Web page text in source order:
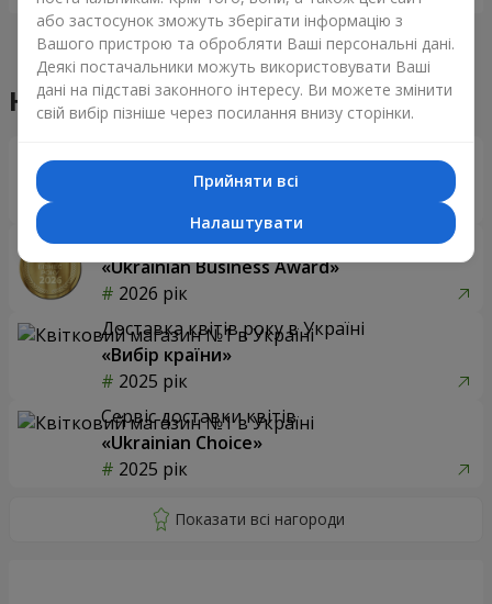
Наші досягнення
«Вибір країни»
Найкращий квітковий магазин
«Ukrainian Business Award»
2026 рік
Доставка квітів року в Україні
«Вибір країни»
2025 рік
Сервіс доставки квітів
«Ukrainian Choice»
2025 рік
або застосунок зможуть зберігати інформацію з
Вашого пристрою та обробляти Ваші персональні дані.
Деякі постачальники можуть використовувати Ваші
дані на підставі законного інтересу. Ви можете змінити
свій вибір пізніше через посилання внизу сторінки.
Прийняти всі
Налаштувати